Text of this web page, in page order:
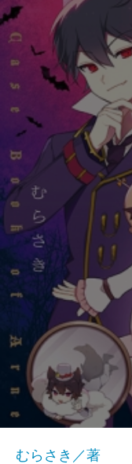
むらさき／著